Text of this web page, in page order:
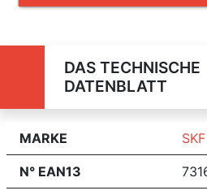
DAS TECHNISCHE
DATENBLATT
MARKE SKF
N° EAN13